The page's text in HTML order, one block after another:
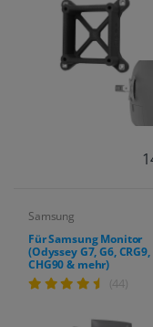
Samsung
Für Samsung Monitor
(Odyssey G7, G6, CRG9,
CHG90 & mehr)
(44)